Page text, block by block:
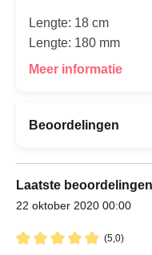
Lengte: 18 cm
Lengte: 180 mm
Meer informatie
Beoordelingen
Laatste beoordelingen
22 oktober 2020 00:00
(5,0)